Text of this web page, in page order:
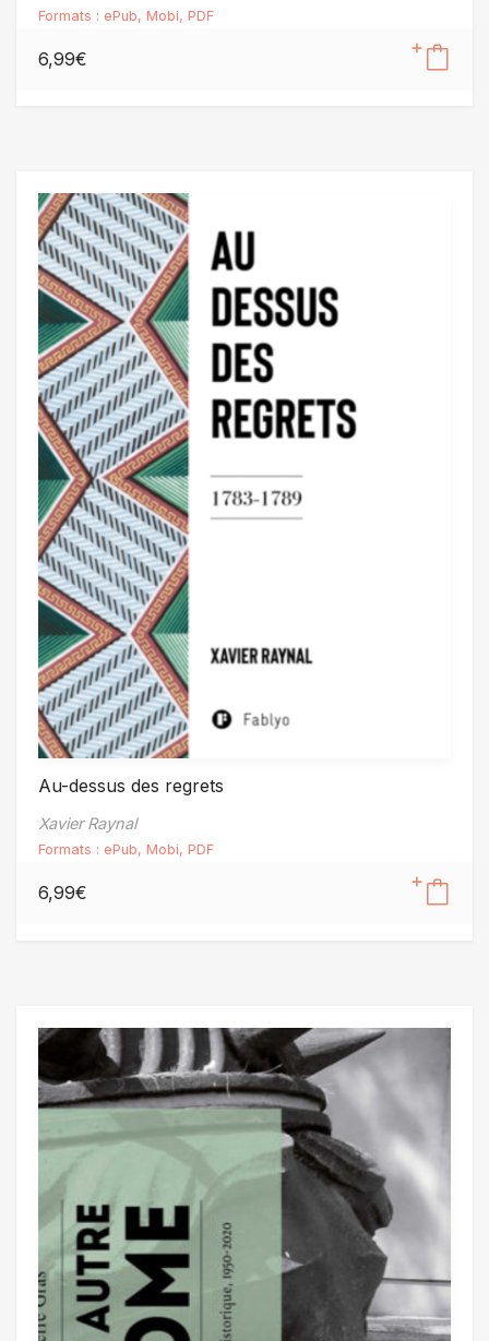
Formats : ePub, Mobi, PDF
6,99€
Au-dessus des regrets
Xavier Raynal
Formats : ePub, Mobi, PDF
6,99€